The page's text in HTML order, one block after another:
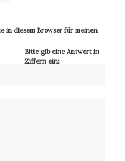
in diesem Browser für meinen
Bitte gib eine Antwort in
Ziffern ein: